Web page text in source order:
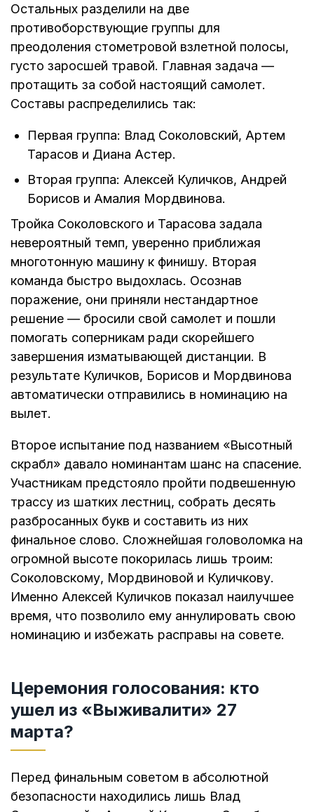
Остальных разделили на две
противоборствующие группы для
преодоления стометровой взлетной полосы,
густо заросшей травой. Главная задача —
протащить за собой настоящий самолет.
Составы распределились так:
Первая группа: Влад Соколовский, Артем
Тарасов и Диана Астер.
Вторая группа: Алексей Куличков, Андрей
Борисов и Амалия Мордвинова.
Тройка Соколовского и Тарасова задала
невероятный темп, уверенно приближая
многотонную машину к финишу. Вторая
команда быстро выдохлась. Осознав
поражение, они приняли нестандартное
решение — бросили свой самолет и пошли
помогать соперникам ради скорейшего
завершения изматывающей дистанции. В
результате Куличков, Борисов и Мордвинова
автоматически отправились в номинацию на
вылет.
Второе испытание под названием «Высотный
скрабл» давало номинантам шанс на спасение.
Участникам предстояло пройти подвешенную
трассу из шатких лестниц, собрать десять
разбросанных букв и составить из них
финальное слово. Сложнейшая головоломка на
огромной высоте покорилась лишь троим:
Соколовскому, Мордвиновой и Куличкову.
Именно Алексей Куличков показал наилучшее
время, что позволило ему аннулировать свою
номинацию и избежать расправы на совете.
Церемония голосования: кто
ушел из «Выживалити» 27
марта?
Перед финальным советом в абсолютной
безопасности находились лишь Влад